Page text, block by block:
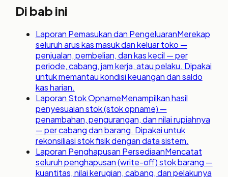
Di bab ini
Laporan Pemasukan dan PengeluaranMerekap
seluruh arus kas masuk dan keluar toko —
penjualan, pembelian, dan kas kecil — per
periode, cabang, jam kerja, atau pelaku. Dipakai
untuk memantau kondisi keuangan dan saldo
kas harian.
Laporan Stok OpnameMenampilkan hasil
penyesuaian stok (stok opname) —
penambahan, pengurangan, dan nilai rupiahnya
— per cabang dan barang. Dipakai untuk
rekonsiliasi stok fisik dengan data sistem.
Laporan Penghapusan PersediaanMencatat
seluruh penghapusan (write-off) stok barang —
kuantitas, nilai kerugian, cabang, dan pelakunya